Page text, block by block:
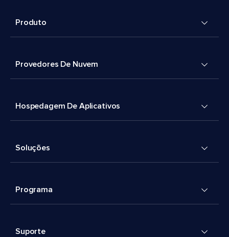
Produto
Provedores De Nuvem
Hospedagem De Aplicativos
Soluções
Programa
Suporte